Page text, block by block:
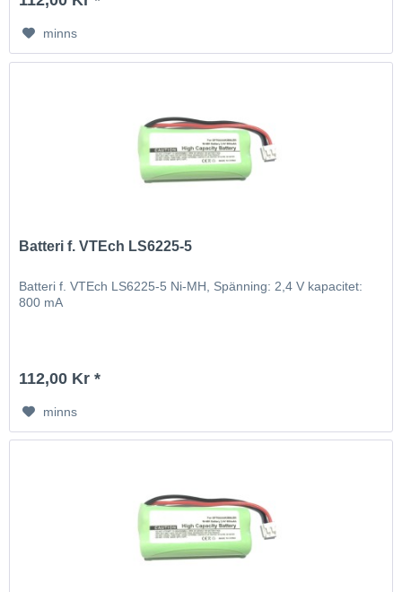
minns
Batteri f. VTEch LS6225-5
Batteri f. VTEch LS6225-5 Ni-MH, Spänning: 2,4 V kapacitet:
800 mA
112,00 Kr *
minns